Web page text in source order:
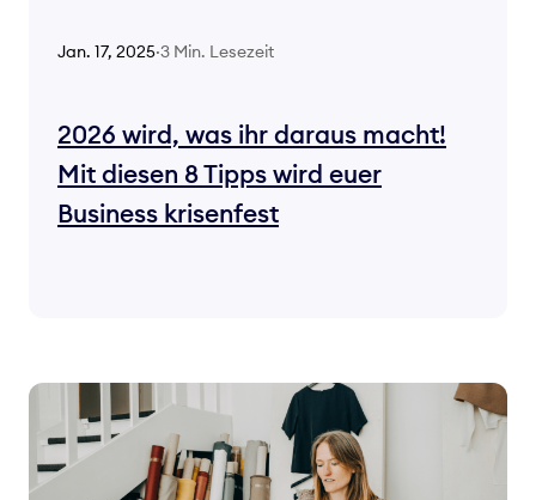
Jan. 17, 2025·3 Min. Lesezeit
2026 wird, was ihr daraus macht!
Mit diesen 8 Tipps wird euer
Business krisenfest